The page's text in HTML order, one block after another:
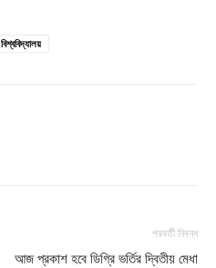
বিশ্ববিদ্যালয়
পরবর্তী নিবন্ধ
আজ প্রকাশ হবে ডিগ্রি ভর্তির দ্বিতীয় মেধা